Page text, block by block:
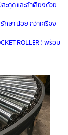
ดุด และลำเลียงด้วย
กษา น้อย กว่าเครื่อง
ROLLER ) พร้อม